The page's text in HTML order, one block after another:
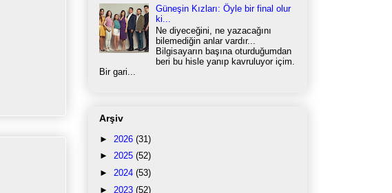
Güneşin Kızları: Öyle bir final olur
ki...
Ne diyeceğini, ne yazacağını
bilemediğin anlar vardır...
Bilgisayarın başına oturduğumdan
beri bu hisle yanıp kavruluyor içim.
Bir gari...
Arşiv
► 2026 (31)
► 2025 (52)
► 2024 (53)
► 2023 (52)